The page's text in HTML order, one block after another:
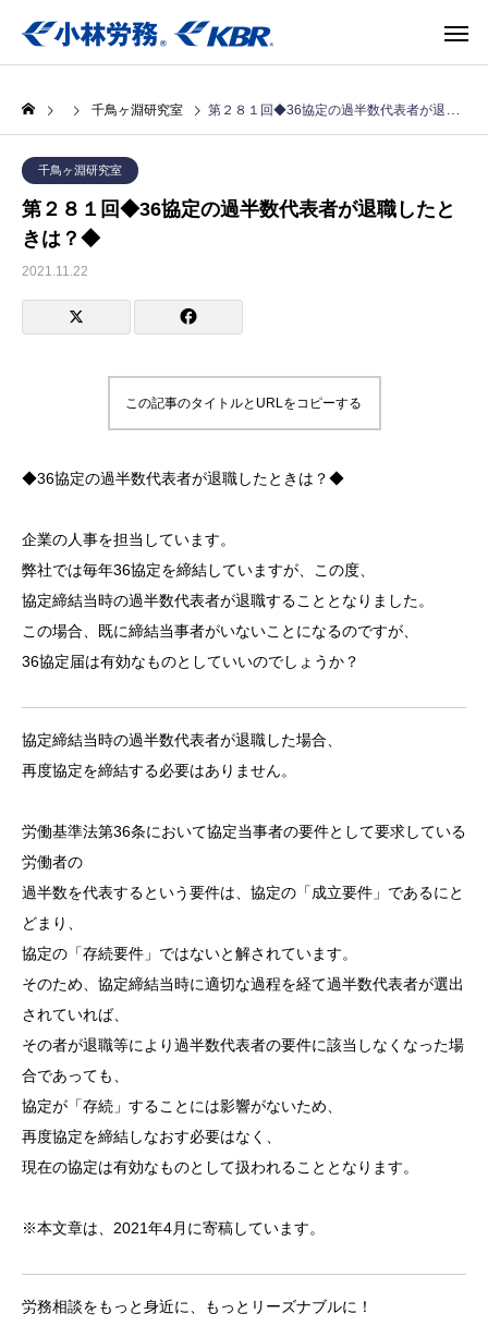
千鳥ヶ淵研究室 第２８１回◆36協定の過半数代表者が退職したときは？◆
千鳥ヶ淵研究室
第２８１回◆36協定の過半数代表者が退職したと
きは？◆
2021.11.22
この記事のタイトルとURLをコピーする
◆36協定の過半数代表者が退職したときは？◆
企業の人事を担当しています。
弊社では毎年36協定を締結していますが、この度、
協定締結当時の過半数代表者が退職することとなりました。
この場合、既に締結当事者がいないことになるのですが、
36協定届は有効なものとしていいのでしょうか？
協定締結当時の過半数代表者が退職した場合、
再度協定を締結する必要はありません。
労働基準法第36条において協定当事者の要件として要求している
労働者の
過半数を代表するという要件は、協定の「成立要件」であるにと
どまり、
協定の「存続要件」ではないと解されています。
そのため、協定締結当時に適切な過程を経て過半数代表者が選出
されていれば、
その者が退職等により過半数代表者の要件に該当しなくなった場
合であっても、
協定が「存続」することには影響がないため、
再度協定を締結しなおす必要はなく、
現在の協定は有効なものとして扱われることとなります。
※本文章は、2021年4月に寄稿しています。
労務相談をもっと身近に、もっとリーズナブルに！